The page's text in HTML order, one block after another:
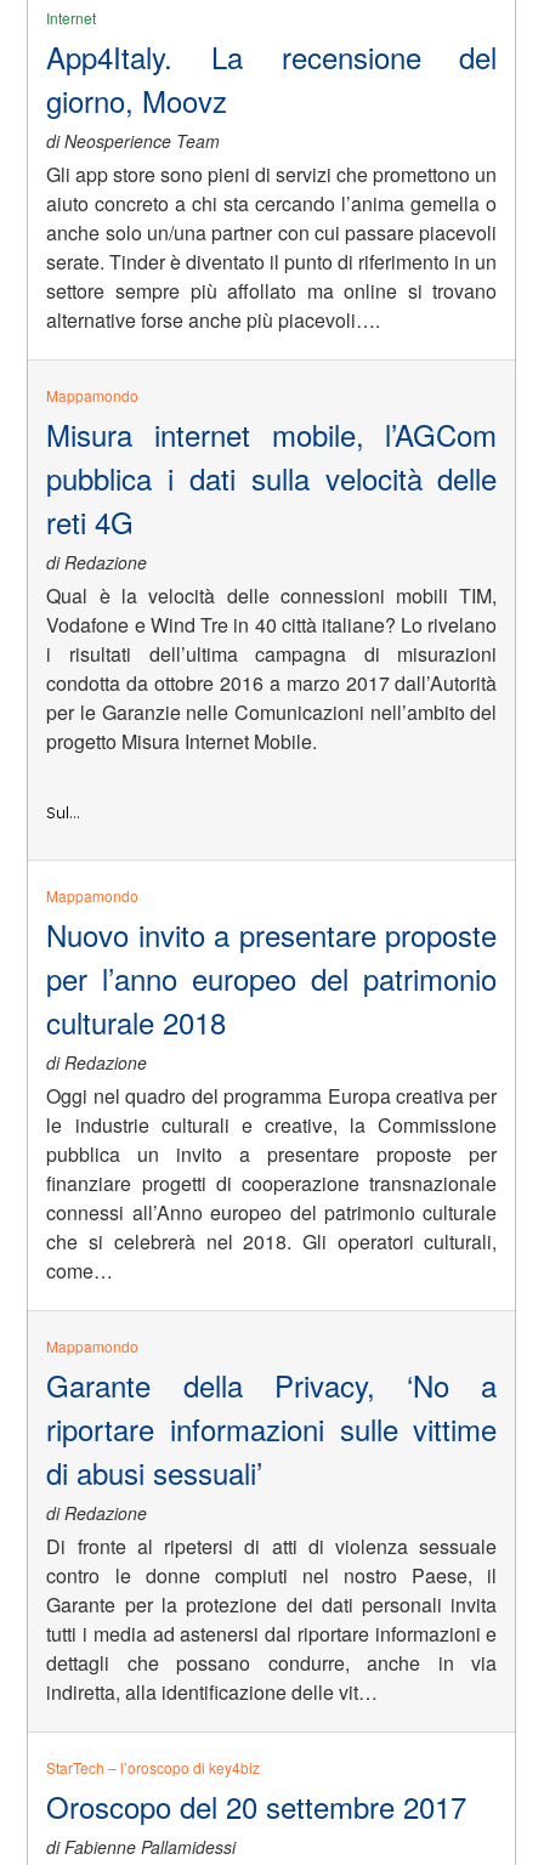
Internet
App4Italy. La recensione del
giorno, Moovz
di Neosperience Team
Gli app store sono pieni di servizi che promettono un
aiuto concreto a chi sta cercando l’anima gemella o
anche solo un/una partner con cui passare piacevoli
serate. Tinder è diventato il punto di riferimento in un
settore sempre più affollato ma online si trovano
alternative forse anche più piacevoli….
Mappamondo
Misura internet mobile, l’AGCom
pubblica i dati sulla velocità delle
reti 4G
di Redazione
Qual è la velocità delle connessioni mobili TIM,
Vodafone e Wind Tre in 40 città italiane? Lo rivelano
i risultati dell’ultima campagna di misurazioni
condotta da ottobre 2016 a marzo 2017 dall’Autorità
per le Garanzie nelle Comunicazioni nell’ambito del
progetto Misura Internet Mobile.
Sul…
Mappamondo
Nuovo invito a presentare proposte
per l’anno europeo del patrimonio
culturale 2018
di Redazione
Oggi nel quadro del programma Europa creativa per
le industrie culturali e creative, la Commissione
pubblica un invito a presentare proposte per
finanziare progetti di cooperazione transnazionale
connessi all’Anno europeo del patrimonio culturale
che si celebrerà nel 2018. Gli operatori culturali,
come…
Mappamondo
Garante della Privacy, ‘No a
riportare informazioni sulle vittime
di abusi sessuali’
di Redazione
Di fronte al ripetersi di atti di violenza sessuale
contro le donne compiuti nel nostro Paese, il
Garante per la protezione dei dati personali invita
tutti i media ad astenersi dal riportare informazioni e
dettagli che possano condurre, anche in via
indiretta, alla identificazione delle vit…
StarTech – l’oroscopo di key4biz
Oroscopo del 20 settembre 2017
di Fabienne Pallamidessi